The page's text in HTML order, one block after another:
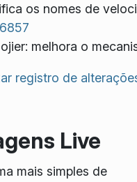
os nomes de
melhora o
registro de
Live
mais simples de